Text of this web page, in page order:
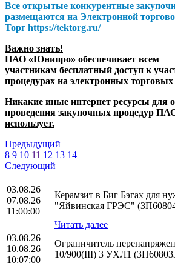
Все открытые конкурентные
размещаются на Электронной
Торг https://tektorg.ru/
Важно знать!
ПАО «Юнипро» обеспечивает всем
участникам бесплатный доступ к
процедурах на электронных
Никакие иные интернет ресурсы для
проведения закупочных процедур
использует.
Предыдущий
8 9 10 11 12 13 14
Следующий
03.08.26
07.08.26
11:00:00
Керамзит в Биг Бэгах для
"Яйвинская ГРЭС"
Читать далее
03.08.26
10.08.26
10:07:00
Ограничитель
10/900(III) 3 УХЛ1